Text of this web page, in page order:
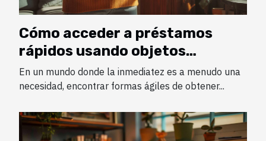
Cómo acceder a préstamos
rápidos usando objetos
personales como garantía
En un mundo donde la inmediatez es a menudo una
necesidad, encontrar formas ágiles de obtener...